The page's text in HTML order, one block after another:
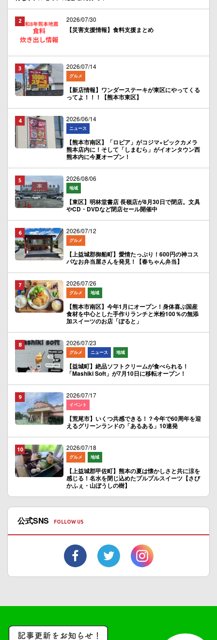
2026/07/30
【災害支援情報】食料支援まとめ
2026/07/14
グルメ
【新店情報】ワンダーステーキが東区にやってくる
ってよ！！！【熊本市東区】
2026/06/14
ニュース
【熊本市南区】「ロピア」がコジマ×ビックカメラ
熊本店内に！そして「しまむら」がイオンタウン西
熊本内に今夏オープン！
2026/08/06
地域
【東区】明林堂書店 長嶺店が8月30日で閉店。文具
やCD・DVDなど閉店セール開催中
2026/07/12
グルメ
【上益城郡御船町】愛情たっぷり！600円の神コス
パなお弁当屋さんを発見！【春ちゃん弁当】
2026/07/26
グルメ 地域
【熊本市南区】今年1月にオープン！身体喜ぶ国産
食材を中心とした手作りランチと米粉100％の無添
加スイーツのお店「ぽると」
2026/07/23
グルメ ニュース 地域
【益城町】絶品ソフトクリームが食べられる！
「Mashiki Soft」が7月10日に移転オープン！
2026/07/17
イベント
【荒尾市】いくつ共感できる！？今年で60周年を迎
えるグリーンランドの「あるある」10連発
2026/07/18
グルメ 地域
【上益城郡甲佐町】熊本の夏は懐かしさと共に涼を
感じる！名水を閉じ込めたプルプルスイーツ【さび
かふぇ・山ぼうしの樹】
公式SNS